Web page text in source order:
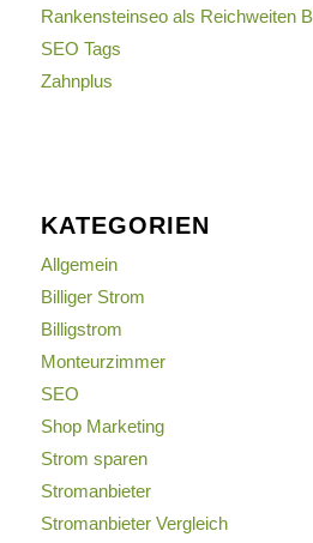
Rankensteinseo als Reichweiten
SEO Tags
Zahnplus
KATEGORIEN
Allgemein
Billiger Strom
Billigstrom
Monteurzimmer
SEO
Shop Marketing
Strom sparen
Stromanbieter
Stromanbieter Vergleich